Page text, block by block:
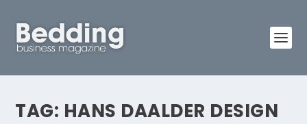
TAG: HANS DAALDER DESIGN